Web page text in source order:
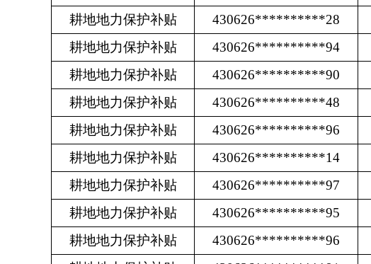
耕地地力保护补贴
430626**********28
耕地地力保护补贴
430626**********94
耕地地力保护补贴
430626**********90
耕地地力保护补贴
430626**********48
耕地地力保护补贴
430626**********96
耕地地力保护补贴
430626**********14
耕地地力保护补贴
430626**********97
耕地地力保护补贴
430626**********95
耕地地力保护补贴
430626**********96